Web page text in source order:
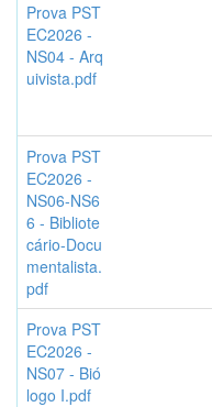
Prova PST
EC2026 -
NS04 - Arq
uivista.pdf
Prova PST
EC2026 -
NS06-NS6
6 - Bibliote
cário-Docu
mentalista.
pdf
Prova PST
EC2026 -
NS07 - Bió
logo I.pdf